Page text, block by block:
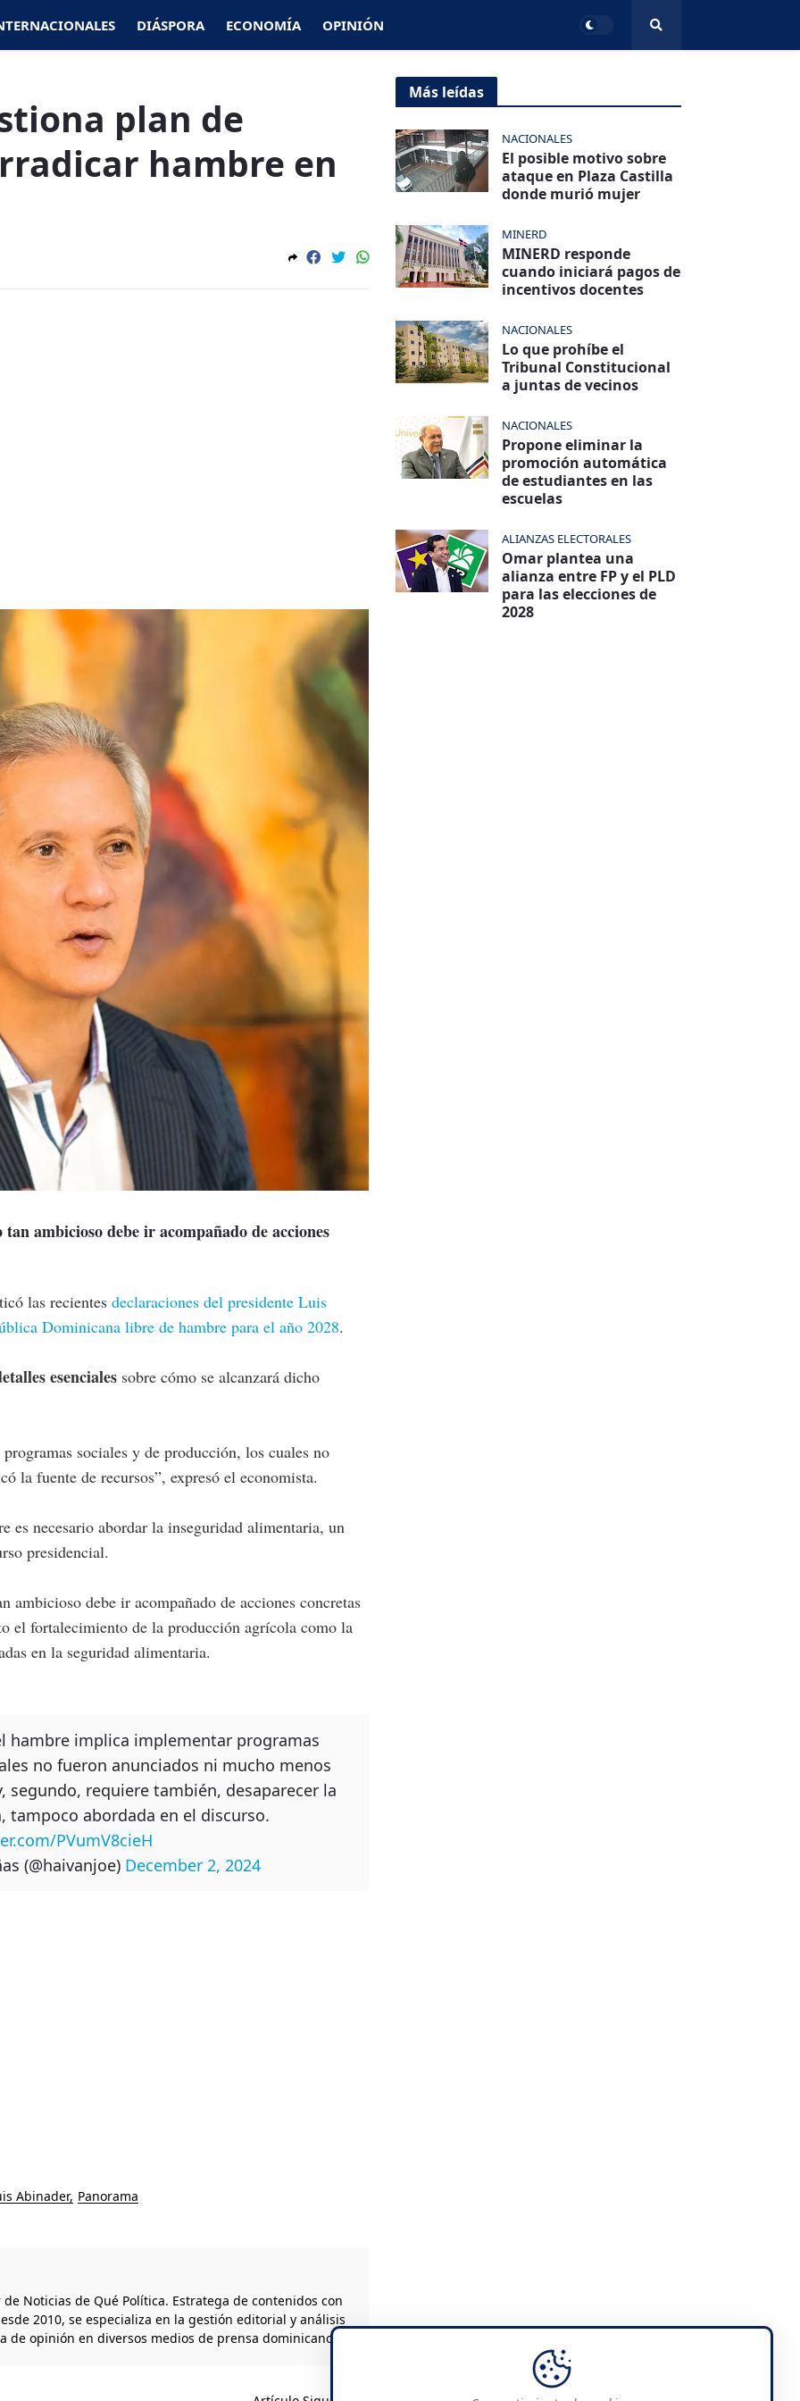
DIÁSPORA ECONOMÍA OPINIÓN
plan de
hambre en
ambicioso debe ir acompañado de acciones
las recientes declaraciones del presidente Luis
Dominicana libre de hambre para el año 2028.
esenciales sobre cómo se alcanzará dicho
sociales y de producción, los cuales no
la fuente de recursos”, expresó el economista.
es necesario abordar la inseguridad alimentaria, un
presidencial.
debe ir acompañado de acciones concretas
el fortalecimiento de la producción agrícola como la
en la seguridad alimentaria.
hambre implica implementar programas
no fueron anunciados ni mucho menos
segundo, requiere también, desaparecer la
tampoco abordada en el discurso.
PVumV8cieH
(@haivanjoe) December 2, 2024
Abinader Panorama
Noticias de Qué Política. Estratega de contenidos con
2010, se especializa en la gestión editorial y análisis
opinión en diversos medios de prensa dominicanos.
Más leídas
NACIONALES
El posible motivo sobre
ataque en Plaza Castilla
donde murió mujer
MINERD
MINERD responde
cuando iniciará pagos de
incentivos docentes
NACIONALES
Lo que prohíbe el
Tribunal Constitucional
a juntas de vecinos
NACIONALES
Propone eliminar la
promoción automática
de estudiantes en las
escuelas
ALIANZAS ELECTORALES
Omar plantea una
alianza entre FP y el PLD
para las elecciones de
2028